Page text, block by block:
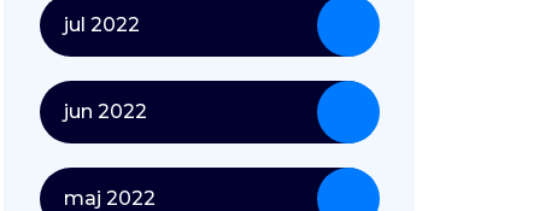
jul 2022
jun 2022
maj 2022